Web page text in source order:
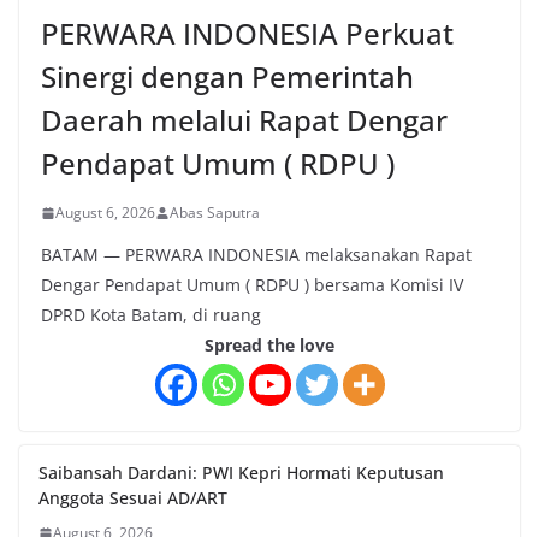
PERWARA INDONESIA Perkuat
Sinergi dengan Pemerintah
Daerah melalui Rapat Dengar
Pendapat Umum ( RDPU )
August 6, 2026 Abas Saputra
BATAM — PERWARA INDONESIA melaksanakan Rapat
Dengar Pendapat Umum ( RDPU ) bersama Komisi IV
DPRD Kota Batam, di ruang
Spread the love
Saibansah Dardani: PWI Kepri Hormati Keputusan
Anggota Sesuai AD/ART
August 6, 2026